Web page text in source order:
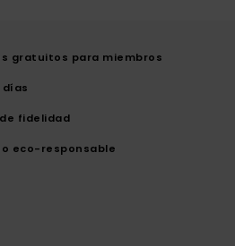
gratuitos para miembros
días
fidelidad
eco-responsable